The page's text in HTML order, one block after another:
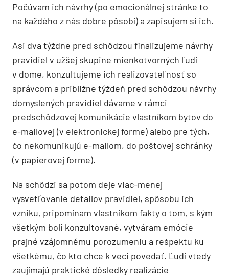
Počúvam ich návrhy (po emocionálnej stránke to
na každého z nás dobre pôsobí) a zapisujem si ich.
Asi dva týždne pred schôdzou finalizujeme návrhy
pravidiel v užšej skupine mienkotvorných ľudí
v dome, konzultujeme ich realizovateľnosť so
správcom a približne týždeň pred schôdzou návrhy
domyslených pravidiel dávame v rámci
predschôdzovej komunikácie vlastníkom bytov do
e-mailovej (v elektronickej forme) alebo pre tých,
čo nekomunikujú e-mailom, do poštovej schránky
(v papierovej forme).
Na schôdzi sa potom deje viac-menej
vysvetľovanie detailov pravidiel, spôsobu ich
vzniku, pripomínam vlastníkom fakty o tom, s kým
všetkým boli konzultované, vytváram emócie
prajné vzájomnému porozumeniu a rešpektu ku
všetkému, čo kto chce k veci povedať. Ľudí vtedy
zaujímajú praktické dôsledky realizácie